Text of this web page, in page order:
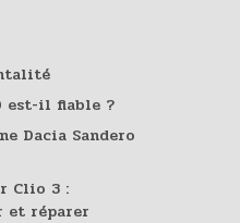
est-il fiable ?
Dacia Sandero
Clio 3 :
et réparer